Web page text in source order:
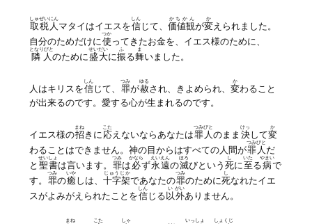
取
しゅ
税人
ぜいにん
マタイはイエスを信
しん
じて、価値観
かちかん
が変
か
えられました。
自分のためだけに 使
つか
ってきたお金を、イエス様のために、
隣人
となりびと
のために 盛大
せいだい
に振
ふ
る舞
ま
いました。
人はキリスを信
しん
じて、 罪
つみ
が赦
ゆる
され、きよめられ、変
か
わること
が出来るのです。愛する心が生まれるのです。
イエス様の招
まね
きに 応
こた
えないならあなたは罪人
つみびと
のまま 決
けっ
して変
か
わることはできません。神の目からはすべての人間が罪人
つみびと
だ
と 聖書
せいしょ
は言います。 罪
つみ
は 必
かなら
ず永遠
えいえん
の滅
ほろ
びという死
し
に 至
いた
る病
やまい
で
す。 罪
つみ
の癒
いや
しは、十字架
じゅうじか
であなたの罪
つみ
のために死
し
なれたイエ
スがよみがえられたことを信
しん
じる 以
い
外
がい
ありません。
まね こた しゃ いっしょ しょくじ